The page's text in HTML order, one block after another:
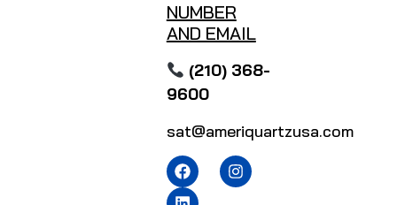
NUMBER
AND EMAIL
(210) 368-
9600
sat@ameriquartzusa.com